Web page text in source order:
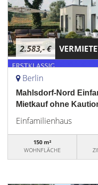
2.583,- €
Berlin
Mahlsdorf-Nord
Mietkauf ohne
Einfamilienhaus
150 m²
WOHNFLÄCHE